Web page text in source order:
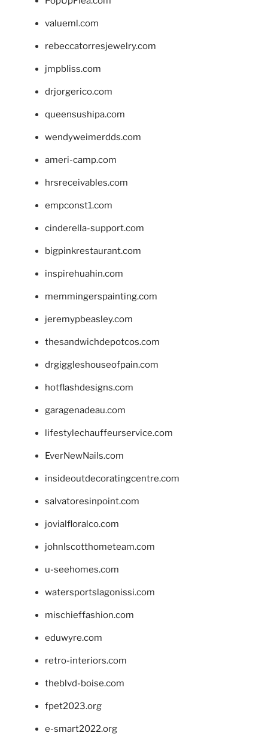
valueml.com
rebeccatorresjewelry.com
jmpbliss.com
drjorgerico.com
queensushipa.com
wendyweimerdds.com
ameri-camp.com
hrsreceivables.com
empconst1.com
cinderella-support.com
bigpinkrestaurant.com
inspirehuahin.com
memmingerspainting.com
jeremypbeasley.com
thesandwichdepotcos.com
drgiggleshouseofpain.com
hotflashdesigns.com
garagenadeau.com
lifestylechauffeurservice.com
EverNewNails.com
insideoutdecoratingcentre.com
salvatoresinpoint.com
jovialfloralco.com
johnlscotthometeam.com
u-seehomes.com
watersportslagonissi.com
mischieffashion.com
eduwyre.com
retro-interiors.com
theblvd-boise.com
fpet2023.org
e-smart2022.org